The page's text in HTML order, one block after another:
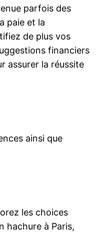
parfois des
paie et la
de plus vos
financiers
assurer la réussite
ainsi que
les choices
hachure à Paris,